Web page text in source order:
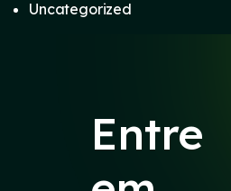
Uncategorized
Entre